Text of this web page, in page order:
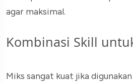
agar maksimal.
Kombinasi Skill
Miks sangat kuat jika